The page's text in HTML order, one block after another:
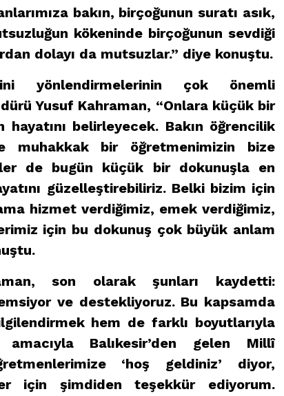
bakın, birçoğunun suratı asık,
kökeninde birçoğunun sevdiği
dolayı da mutsuzlar.” diye konuştu.
yönlendirmelerinin çok önemli
Yusuf Kahraman, “Onlara küçük bir
belirleyecek. Bakın öğrencilik
muhakkak bir öğretmenimizin bize
de bugün küçük bir dokunuşla en
güzelleştirebiliriz. Belki bizim için
hizmet verdiğimiz, emek verdiğimiz,
için bu dokunuş çok büyük anlam
son olarak şunları kaydetti:
ve destekliyoruz. Bu kapsamda
hem de farklı boyutlarıyla
amacıyla Balıkesir’den gelen Millî
‘hoş geldiniz’ diyor,
için şimdiden teşekkür ediyorum.